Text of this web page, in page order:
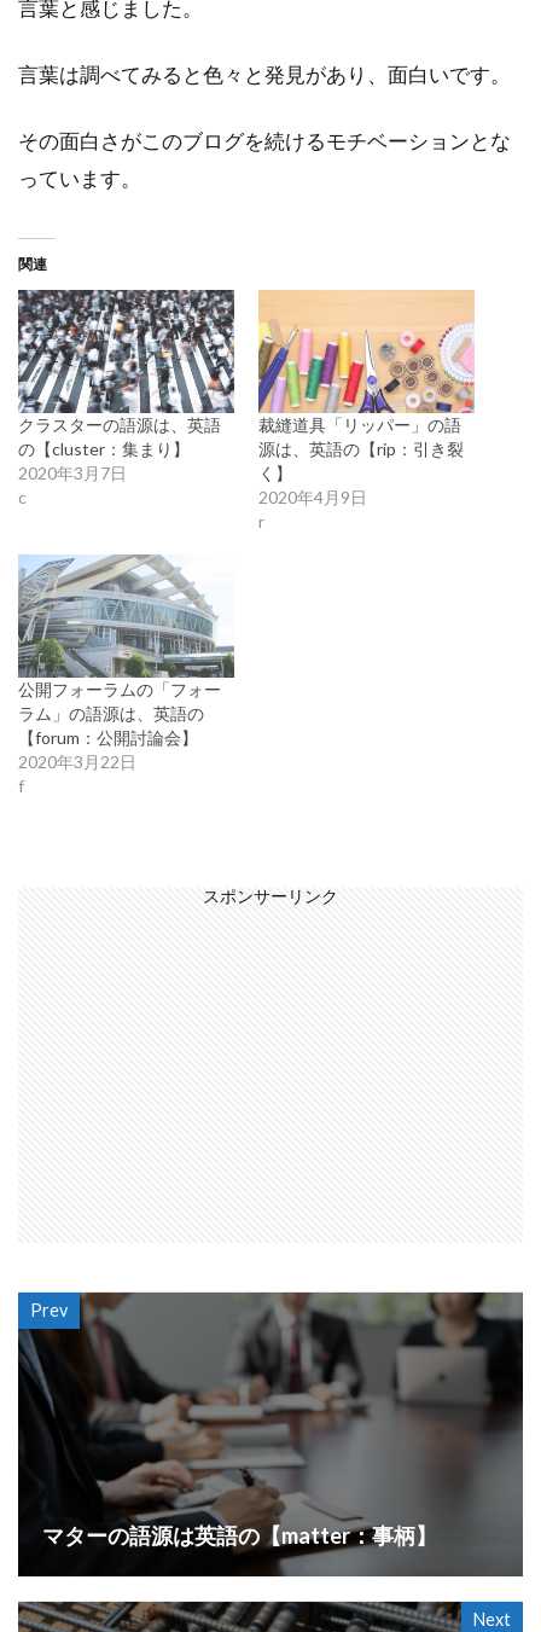
言葉と感じました。
言葉は調べてみると色々と発見があり、面白いです。
その面白さがこのブログを続けるモチベーションとな
っています。
関連
クラスターの語源は、英語
の【cluster：集まり】
2020年3月7日
c
裁縫道具「リッパー」の語
源は、英語の【rip：引き裂
く】
2020年4月9日
r
公開フォーラムの「フォー
ラム」の語源は、英語の
【forum：公開討論会】
2020年3月22日
f
スポンサーリンク
Prev
マターの語源は英語の【matter：事柄】
Next